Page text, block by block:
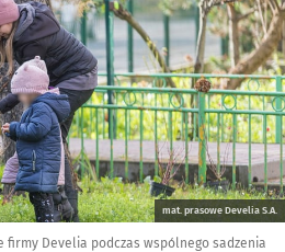
mat. prasowe Develia S.A.
firmy Develia podczas wspólnego sadzenia